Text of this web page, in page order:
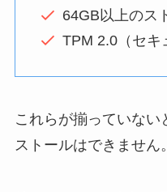
64GB以上のス
TPM 2.0（セキ
これらが揃っていない
ストールはできません。